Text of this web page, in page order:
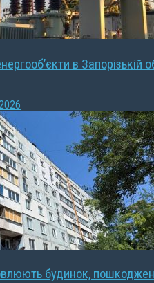
в Запорізькій
будинок,